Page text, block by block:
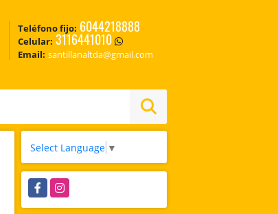
Teléfono fijo: 6044218888
Celular: 3116441010
Email: santillanaltda@gmail.com
Select Language ▼
FacebookInstagram